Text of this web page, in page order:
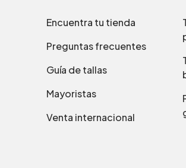
Encuentra tu tienda
Preguntas frecuentes
Guía de tallas
Mayoristas
Venta internacional